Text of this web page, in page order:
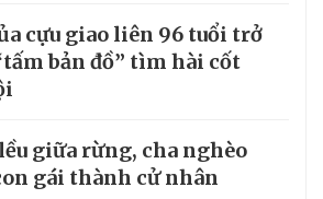
cựu giao liên 96 tuổi trở
bản đồ” tìm hài cốt
giữa rừng, cha nghèo
gái thành cử nhân